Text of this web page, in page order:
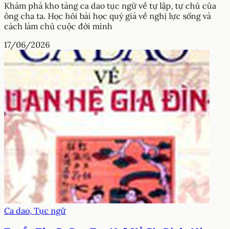
Khám phá kho tàng ca dao tục ngữ về tự lập, tự chủ của
ông cha ta. Học hỏi bài học quý giá về nghị lực sống và
cách làm chủ cuộc đời mình
17/06/2026
Ca dao, Tục ngữ